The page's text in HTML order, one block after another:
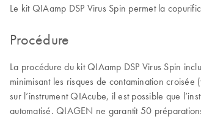
Le kit QIAamp DSP Virus Spin permet la
Procédure
La procédure du kit QIAamp DSP Virus Spin
minimisant les risques de contamination croisée
sur l’instrument QIAcube, il est possible que
automatisé. QIAGEN ne garantit 50